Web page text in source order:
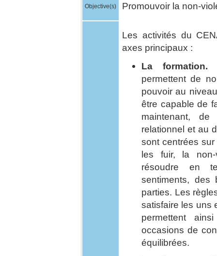
Objective(s) Promouvoir la non-
Les activités du
axes principaux :
La formation.
permettent de
pouvoir au
être capable de
maintenant,
relationnel et au
sont centrées
les fuir, la non-
résoudre en
sentiments,
parties. Les
satisfaire les uns
permettent
occasions de
équilibrées.